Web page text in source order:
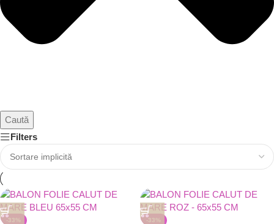
Caută
Filters
-33% -33%